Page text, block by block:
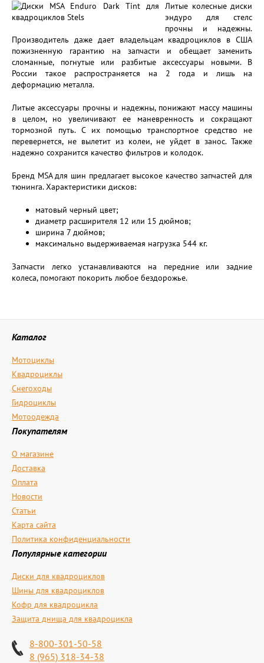
Литые колесные диски
эндуро для стелс
прочны и надежны.
Производитель даже дает владельцам квадроциклов в США
пожизненную гарантию на запчасти и обещает заменить
сломанные, погнутые или разбитые аксессуары новыми. В
России такое распространяется на 2 года и лишь на
деформацию металла.
Литые аксессуары прочны и надежны, понижают массу машины
в целом, но увеличивают ее маневренность и сокращают
тормозной путь. С их помощью транспортное средство не
перевернется, не вылетит из колеи, не уйдет в занос. Также
надежно сохранится качество фильтров и колодок.
Бренд MSA для шин предлагает высокое качество запчастей для
тюнинга. Характеристики дисков:
матовый черный цвет;
диаметр расширителя 12 или 15 дюймов;
ширина 7 дюймов;
максимально выдерживаемая нагрузка 544 кг.
Запчасти легко устанавливаются на передние или задние
колеса, помогают покорить любое бездорожье.
Каталог
Мотоциклы
Квадроциклы
Снегоходы
Гидроциклы
Мотоодежда
Покупателям
О магазине
Доставка
Оплата
Новости
Статьи
Карта сайта
Политика конфиденциальности
Популярные категории
Диски для квадроциклов
Шины для квадроциклов
Кофр для квадроцикла
Защита днища для квадроцикла
8-800-301-50-58
8 (965) 318-34-38